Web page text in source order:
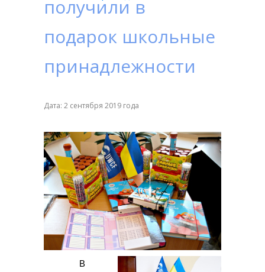
получили в
подарок школьные
принадлежности
Дата: 2 сентября 2019 года
В